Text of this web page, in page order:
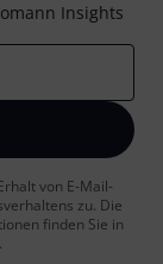
Insights
von E-Mail-
zu. Die
finden Sie in
.